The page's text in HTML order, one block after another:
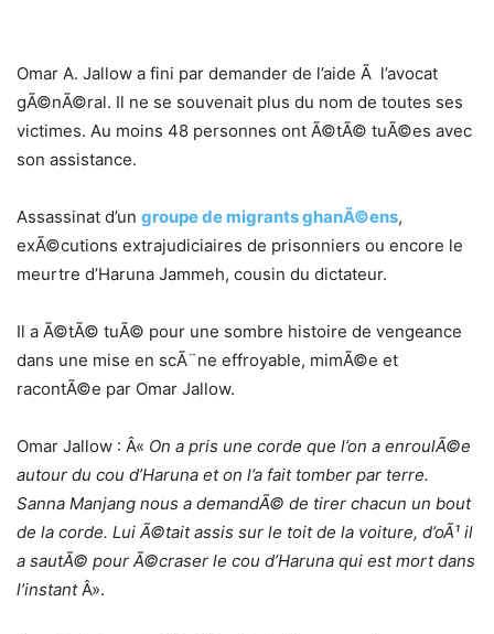
Omar A. Jallow a fini par demander de l’aide Ã l’avocat
gÃ©nÃ©ral. Il ne se souvenait plus du nom de toutes ses
victimes. Au moins 48 personnes ont Ã©tÃ© tuÃ©es avec
son assistance.
Assassinat d’un groupe de migrants ghanÃ©ens,
exÃ©cutions extrajudiciaires de prisonniers ou encore le
meurtre d’Haruna Jammeh, cousin du dictateur.
Il a Ã©tÃ© tuÃ© pour une sombre histoire de vengeance
dans une mise en scÃ¨ne effroyable, mimÃ©e et
racontÃ©e par Omar Jallow.
Omar Jallow : Â« On a pris une corde que l’on a enroulÃ©e
autour du cou d’Haruna et on l’a fait tomber par terre.
Sanna Manjang nous a demandÃ© de tirer chacun un bout
de la corde. Lui Ã©tait assis sur le toit de la voiture, d’oÃ¹ il
a sautÃ© pour Ã©craser le cou d’Haruna qui est mort dans
l’instantÂ».